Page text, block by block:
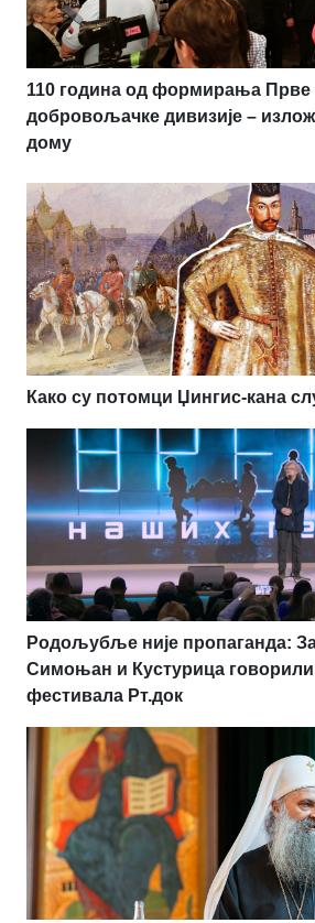
110 година од формирања Прве
добровољачке дивизије –
дому
Како су потомци Џингис-кана
Родољубље није пропаганда:
Симоњан и Кустурица
фестивала Рт.док